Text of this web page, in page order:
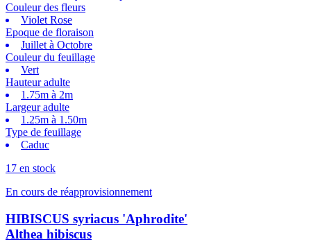
Couleur des fleurs
Violet Rose
Epoque de floraison
Juillet à Octobre
Couleur du feuillage
Vert
Hauteur adulte
1.75m à 2m
Largeur adulte
1.25m à 1.50m
Type de feuillage
Caduc
17 en stock
En cours de réapprovisionnement
HIBISCUS syriacus 'Aphrodite'
Althea hibiscus